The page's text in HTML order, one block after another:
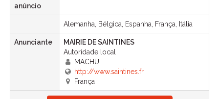
anúncio
Alemanha, Bélgica, Espanha, França, Itália
Anunciante
MAIRIE DE SAINTINES
Autoridade local
MACHU
http://www.saintines.fr
França